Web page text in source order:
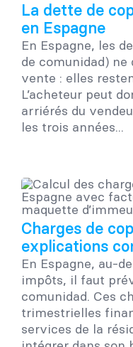
La dette de
en Espagne
En Espagne, les
de comunidad) ne
vente : elles
L’acheteur peut
arriérés du
les trois années...
Charges de
explications
En Espagne, au-
impôts, il faut
comunidad. Ces
trimestrielles
services de la